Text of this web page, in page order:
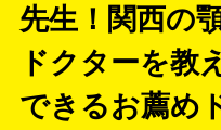
先生！関西の
ドクターを教
できるお薦め